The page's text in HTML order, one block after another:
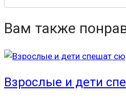
Вам также
Взрослые и дети